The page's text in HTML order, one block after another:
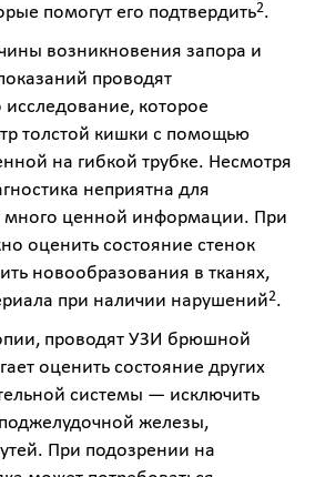
помогут его подтвердить2.
возникновения запора и
проводят
которое
толстой кишки с помощью
на гибкой трубке. Несмотря
неприятна для
много ценной информации. При
оценить состояние стенок
новообразования в тканях,
при наличии нарушений2.
проводят УЗИ брюшной
оценить состояние других
системы — исключить
железы,
При подозрении на